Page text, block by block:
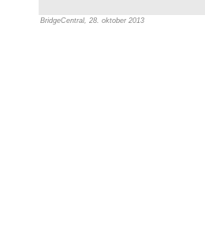
BridgeCentral, 28. oktober 2013